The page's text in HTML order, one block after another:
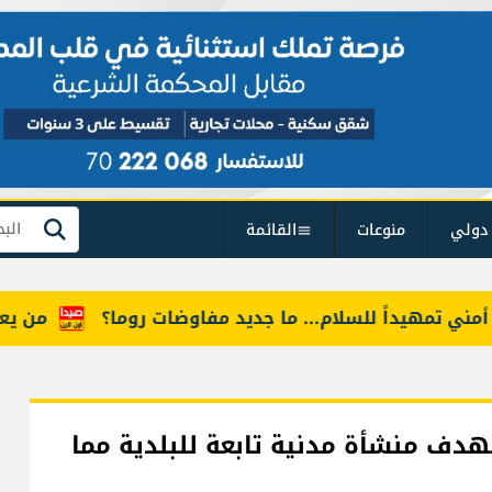
منوعات القائمة بحث
من يعرف تمهيداً للسلام... ما جديد مفاوضات روما؟
منشأة مدنية تابعة للبلدية مما